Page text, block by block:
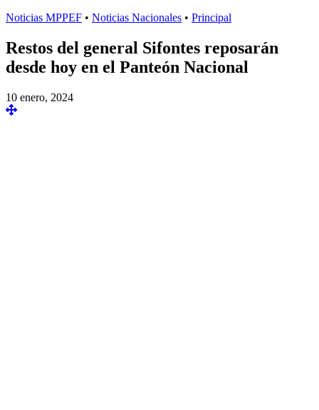
Noticias MPPEF • Noticias Nacionales • Principal
Restos del general Sifontes reposarán
desde hoy en el Panteón Nacional
10 enero, 2024